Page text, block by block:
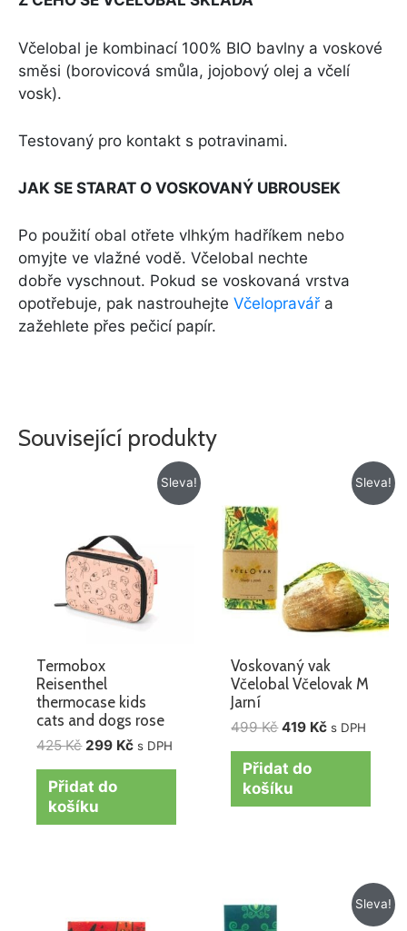
Včelobal je kombinací 100% BIO bavlny a voskové
směsi (borovicová smůla, jojobový olej a včelí
vosk).
Testovaný pro kontakt s potravinami.
JAK SE STARAT O VOSKOVANÝ UBROUSEK
Po použití obal otřete vlhkým hadříkem nebo
omyjte ve vlažné vodě. Včelobal nechte
dobře vyschnout. Pokud se voskovaná vrstva
opotřebuje, pak nastrouhejte Včelopravář a
zažehlete přes pečicí papír.
Související produkty
Sleva!
Termobox
Reisenthel
thermocase kids
cats and dogs rose
425Kč 299 Kč
Aktuální
cena
s DPH
Přidat do
košíku
Sleva!
Voskovaný vak
Včelobal Včelovak M
Jarní
499Kč 419 Kč
Aktuální
cena
s DPH
Přidat do
košíku
Sleva!
Aktuální
cena